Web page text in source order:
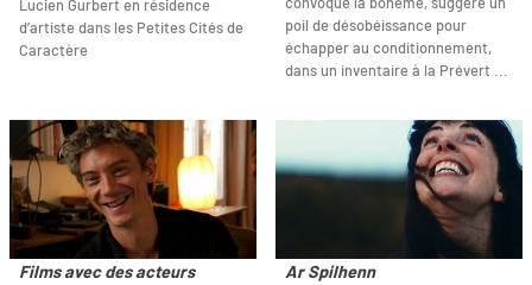
Lucien Gurbert en résidence
d’artiste dans les Petites Cités de
Caractère
poil de désobéissance pour
échapper au conditionnement,
dans un inventaire à la Prévert ...
Films avec des acteurs
Ar Spilhenn